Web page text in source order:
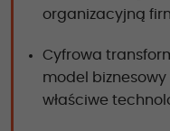
organizacyjną
Cyfrowa
model
właściwe